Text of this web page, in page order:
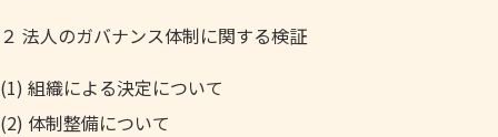
２ 法人のガバナンス体制に関する検証
(1) 組織による決定について
(2) 体制整備について